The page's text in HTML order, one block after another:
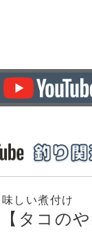
しい煮付け
タコの